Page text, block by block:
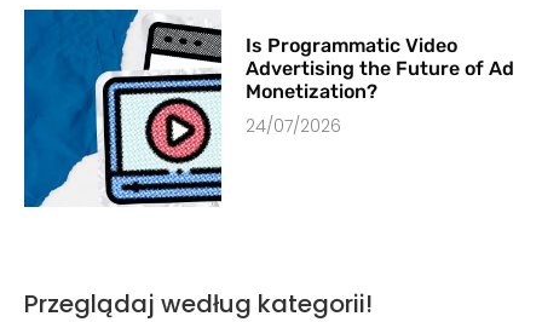
Is Programmatic Video
Advertising the Future of Ad
Monetization?
24/07/2026
Przeglądaj według kategorii!